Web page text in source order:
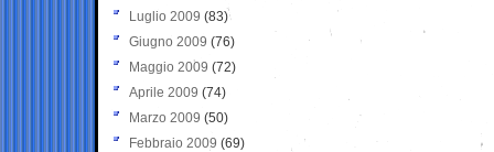
Luglio 2009 (83)
Giugno 2009 (76)
Maggio 2009 (72)
Aprile 2009 (74)
Marzo 2009 (50)
Febbraio 2009 (69)